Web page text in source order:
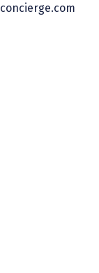
concierge.com